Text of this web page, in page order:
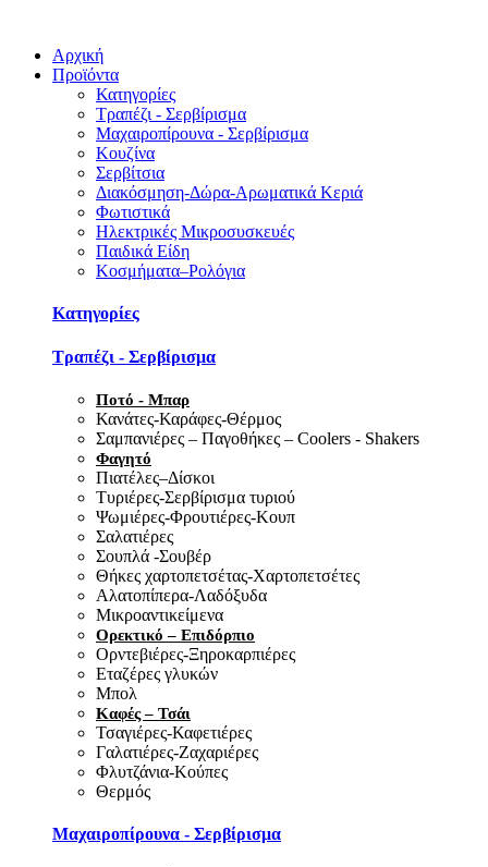
Αρχική
Προϊόντα
Κατηγορίες
Τραπέζι - Σερβίρισμα
Μαχαιροπίρουνα - Σερβίρισμα
Κουζίνα
Σερβίτσια
Διακόσμηση-Δώρα-Αρωματικά Κεριά
Φωτιστικά
Ηλεκτρικές Μικροσυσκευές
Παιδικά Είδη
Κοσμήματα–Ρολόγια
Κατηγορίες
Τραπέζι - Σερβίρισμα
Ποτό - Μπαρ
Κανάτες-Καράφες-Θέρμος
Σαμπανιέρες – Παγοθήκες – Coolers - Shakers
Φαγητό
Πιατέλες–Δίσκοι
Τυριέρες-Σερβίρισμα τυριού
Ψωμιέρες-Φρουτιέρες-Κουπ
Σαλατιέρες
Σουπλά -Σουβέρ
Θήκες χαρτοπετσέτας-Χαρτοπετσέτες
Αλατοπίπερα-Λαδόξυδα
Μικροαντικείμενα
Ορεκτικό – Επιδόρπιο
Ορντεβιέρες-Ξηροκαρπιέρες
Εταζέρες γλυκών
Μπολ
Καφές – Τσάι
Τσαγιέρες-Καφετιέρες
Γαλατιέρες-Ζαχαριέρες
Φλυτζάνια-Κούπες
Θερμός
Μαχαιροπίρουνα - Σερβίρισμα